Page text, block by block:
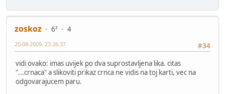
zoskoz 6²
4
#34
20-08-2009, 23:26:37
vidi ovako: imas uvijek po dva suprostavljena lika. citas
"...crnaca" a slikoviti prikaz crnca ne vidis na toj karti, vec na
odgovarajucem paru.